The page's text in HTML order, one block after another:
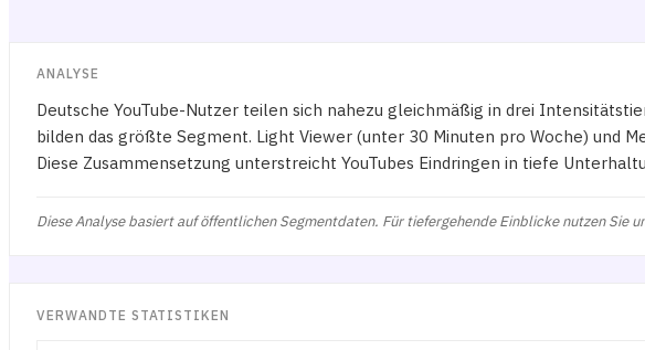
ANALYSE
Deutsche YouTube-Nutzer teilen sich nahezu gleichmäßig in drei
bilden das größte Segment. Light Viewer (unter 30 Minuten pro Woche) und
Diese Zusammensetzung unterstreicht YouTubes Eindringen in tiefe
Diese Analyse basiert auf öffentlichen Segmentdaten. Für tiefergehende Einblicke nutzen Sie
VERWANDTE STATISTIKEN